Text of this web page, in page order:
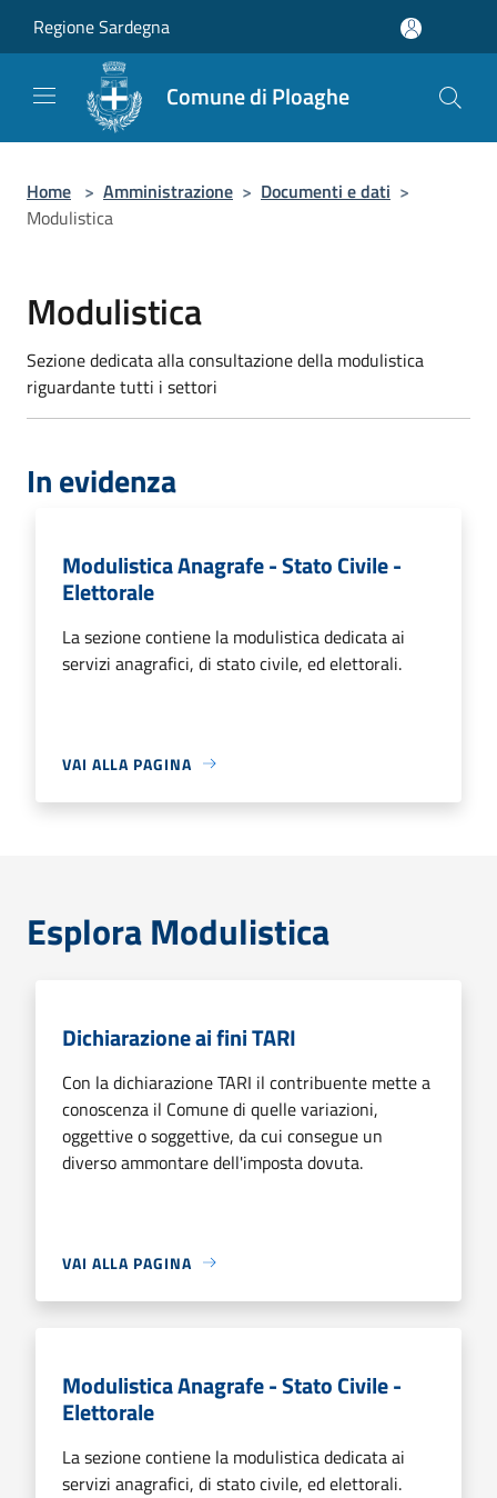
Regione Sardegna
Comune di Ploaghe
Home > Amministrazione > Documenti e dati >
Modulistica
Modulistica
Sezione dedicata alla consultazione della modulistica
riguardante tutti i settori
In evidenza
Modulistica Anagrafe - Stato Civile -
Elettorale
La sezione contiene la modulistica dedicata ai
servizi anagrafici, di stato civile, ed elettorali.
VAI ALLA PAGINA
Esplora Modulistica
Dichiarazione ai fini TARI
Con la dichiarazione TARI il contribuente mette a
conoscenza il Comune di quelle variazioni,
oggettive o soggettive, da cui consegue un
diverso ammontare dell'imposta dovuta.
VAI ALLA PAGINA
Modulistica Anagrafe - Stato Civile -
Elettorale
La sezione contiene la modulistica dedicata ai
servizi anagrafici, di stato civile, ed elettorali.